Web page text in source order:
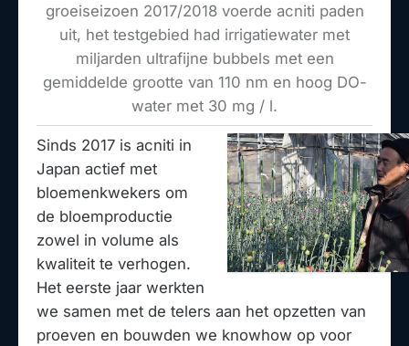
groeiseizoen 2017/2018 voerde acniti paden
uit, het testgebied had irrigatiewater met
miljarden ultrafijne bubbels met een
gemiddelde grootte van 110 nm en hoog DO-
water met 30 mg / l.
Sinds 2017 is acniti in
Japan actief met
bloemenkwekers om
de bloemproductie
zowel in volume als
kwaliteit te verhogen.
Het eerste jaar werkten
we samen met de telers aan het opzetten van
proeven en bouwden we knowhow op voor